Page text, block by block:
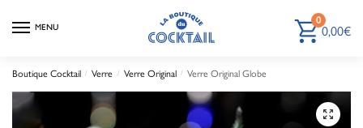
MENU
0
0,00€
Boutique Cocktail / Verre / Verre Original / Verre Original Globe
🔍